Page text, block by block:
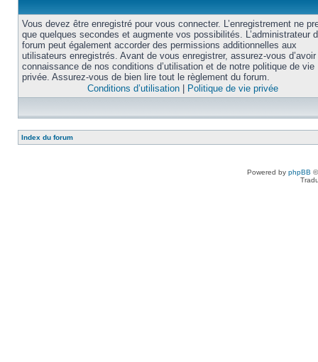
Vous devez être enregistré pour vous connecter. L’enregistrement ne
que quelques secondes et augmente vos possibilités. L’administrateur
forum peut également accorder des permissions additionnelles aux
utilisateurs enregistrés. Avant de vous enregistrer, assurez-vous
connaissance de nos conditions d’utilisation et de notre politique de vie
privée. Assurez-vous de bien lire tout le règlement du forum.
Conditions d’utilisation
Politique de vie privée
Index du forum
Powered by phpBB